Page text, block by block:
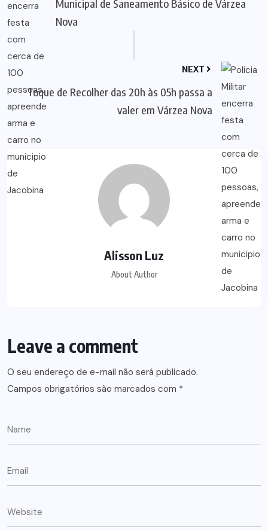
Municipal de Saneamento Básico de Várzea
Nova
NEXT
Toque de Recolher das 20h às 05h passa a
valer em Várzea Nova
Alisson Luz
About Author
Leave a comment
O seu endereço de e-mail não será publicado.
Campos obrigatórios são marcados com *